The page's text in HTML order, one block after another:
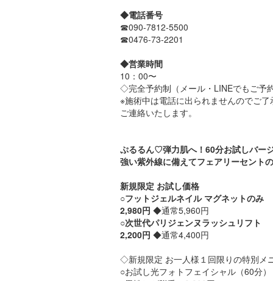
◆電話番号
☎090-7812-5500
☎0476-73-2201
◆営業時間
10：00〜
◇完全予約制（メール・LINEでもご予
※施術中は電話に出られませんのでご
ご連絡いたします。
ぷるるん♡弾力肌へ！60分お試しバー
強い紫外線に備えてフェアリーセント
新規限定 お試し価格
○フットジェルネイル マグネットのみ
2,980円 ◆通常5,960円
○次世代パリジェンヌラッシュリフト
2,200円 ◆通常4,400円
◇新規限定 お一人様１回限りの特別メ
○お試し光フォトフェイシャル（60分